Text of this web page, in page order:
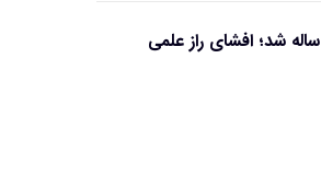
قدیمی‌ترین لامپ جهان ۱۲۵ ساله شد؛ افشای راز علمی